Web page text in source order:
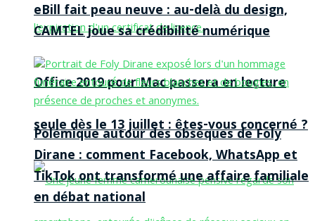
Office 2019 pour Mac passera en lecture
seule dès le 13 juillet : êtes-vous concerné ?
eBill fait peau neuve : au-delà du design,
CAMTEL joue sa crédibilité numérique
Polémique autour des obsèques de Foly
Dirane : comment Facebook, WhatsApp et
TikTok ont transformé une affaire familiale
en débat national